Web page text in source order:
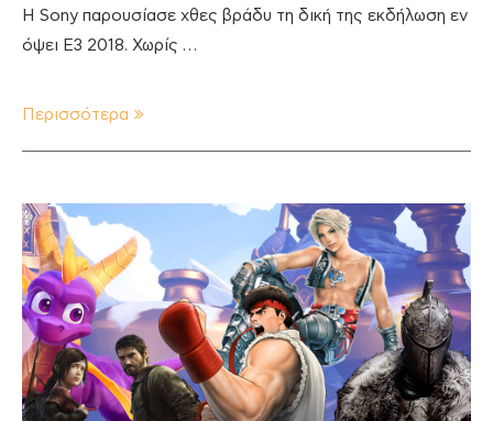
H Sony παρουσίασε χθες βράδυ τη δική της εκδήλωση εν
όψει E3 2018. Χωρίς …
Περισσότερα